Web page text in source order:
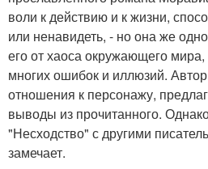
воли к действию и к жизни,
или ненавидеть, - но она же
его от хаоса окружающего
многих ошибок и иллюзий.
отношения к персонажу,
выводы из прочитанного.
"Несходство" с другими
замечает.